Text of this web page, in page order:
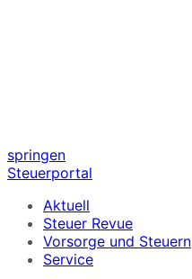
springen
Steuerportal
Aktuell
Steuer Revue
Vorsorge und Steuern
Service